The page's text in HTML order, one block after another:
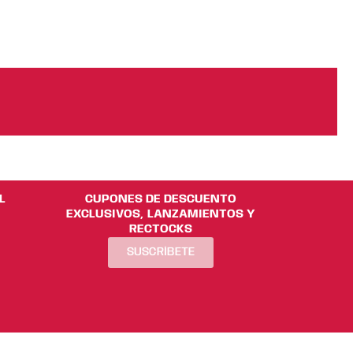
CUPONES DE DESCUENTO
EXCLUSIVOS, LANZAMIENTOS Y
RECTOCKS
SUSCRÍBETE